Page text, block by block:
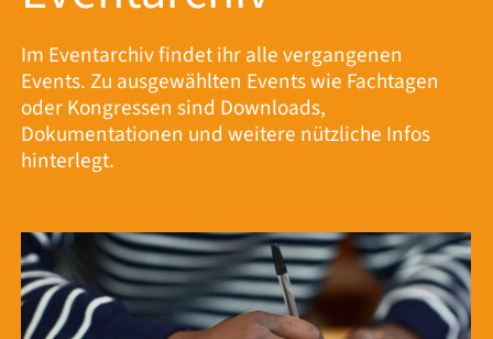
Im Eventarchiv findet ihr alle vergangenen
Events. Zu ausgewählten Events wie Fachtagen
oder Kongressen sind Downloads,
Dokumentationen und weitere nützliche Infos
hinterlegt.